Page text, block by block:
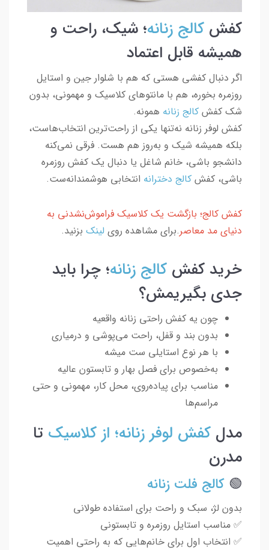
کفش کالج زنانه؛ شیک، راحت و
همیشه قابل اعتماد
اگر دنبال کفشی هستی که هم با شلوار جین و استایل
روزمره بخوره، هم با مانتوهای کلاسیک و مهمونی، بدون
شک کفش کالج زنانه همونه.
کفش لوفر زنانه نه‌تنها یکی از راحت‌ترین انتخاب‌هاست،
بلکه همیشه شیک و به‌روز هم هست. فرقی نمی‌کنه
دانشجو باشی، خانم شاغل یا دنبال یک کفش روزمره
باشی، کفش کالج دخترانه انتخابی هوشمندانه‌ست.
کفش کالج؛ بازگشت یک کلاسیک فراموش‌نشدنی به
دنیای مد معاصر.برای مشاهده روی لینک بزنید.
خرید کفش کالج زنانه؛ چرا باید
جدی بگیریمش؟
چون یه کفش راحتی زنانه واقعیه
بدون بند و قفل، راحت می‌پوشی و درمیاری
با هر نوع استایلی ست میشه
به‌خصوص برای فصل بهار و تابستون عالیه
مناسب برای پیاده‌روی، محل کار، مهمونی و حتی
مراسم‌ها
مدل کفش لوفر زنانه؛ از کلاسیک تا
مدرن
🟢 کالج فلت زنانه
بدون لژ، سبک و راحت برای استفاده طولانی
✅ مناسب استایل روزمره و تابستونی
✅ انتخاب اول برای خانم‌هایی که به راحتی اهمیت